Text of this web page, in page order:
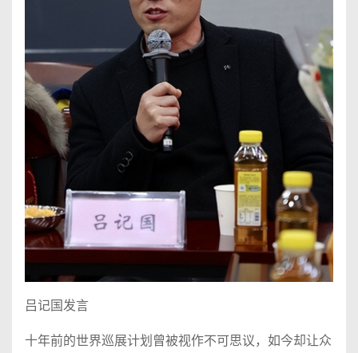
吕记国发言
十年前的世界巡展计划曾被视作不可思议，如今却让众